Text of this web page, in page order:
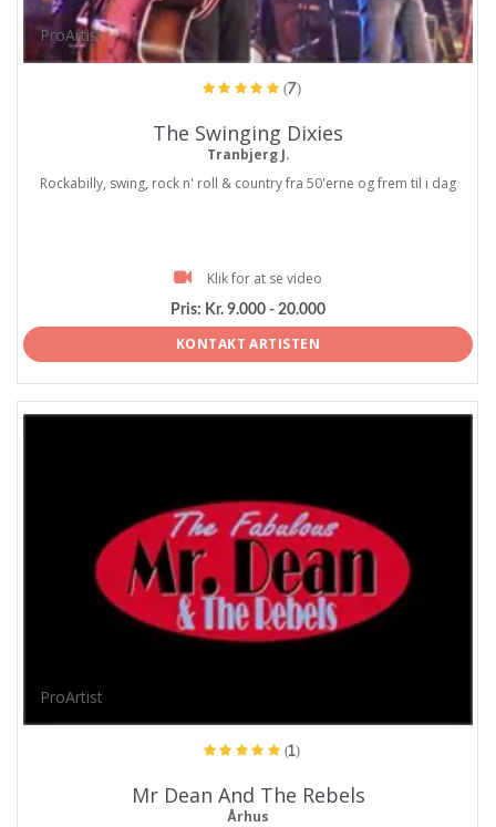
ProArtist
(7)
The Swinging Dixies
Tranbjerg J.
Rockabilly, swing, rock n' roll & country fra 50'erne og frem til i dag
Klik for at se video
Pris: Kr. 9.000 - 20.000
KONTAKT ARTISTEN
ProArtist
(1)
Mr Dean And The Rebels
Århus